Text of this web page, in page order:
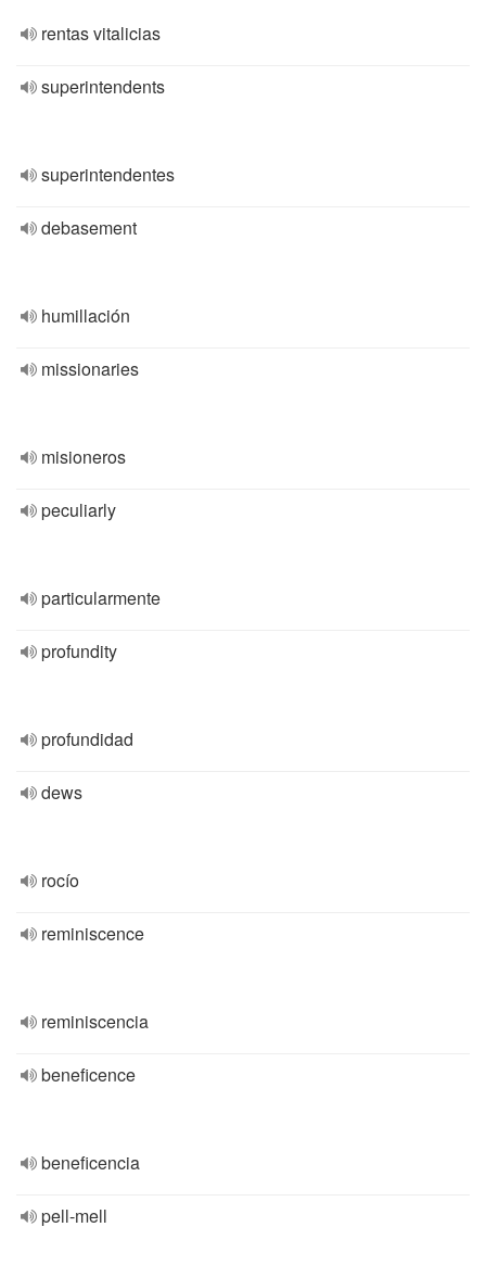
rentas vitalicias
superintendents
superintendentes
debasement
humillación
missionaries
misioneros
peculiarly
particularmente
profundity
profundidad
dews
rocío
reminiscence
reminiscencia
beneficence
beneficencia
pell-mell